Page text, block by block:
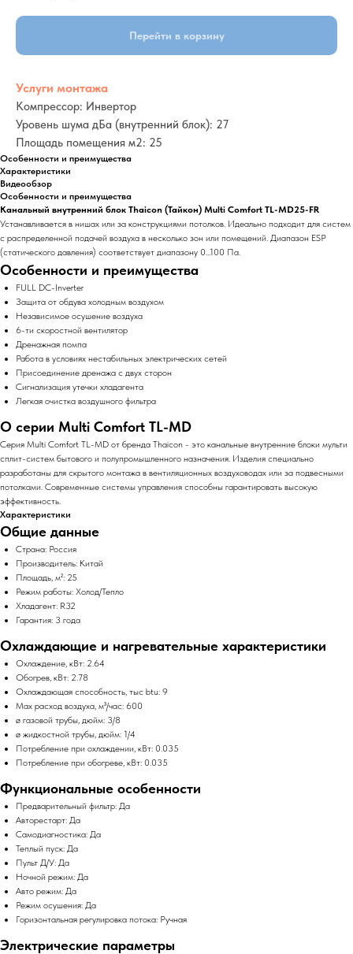
Перейти в корзину
Услуги монтажа
Компрессор: Инвертор
Уровень шума дБа (внутренний блок): 27
Площадь помещения м2: 25
Особенности и преимущества
Характеристики
Видеообзор
Особенности и преимущества
Канальный внутренний блок Thaicon (Тайкон) Multi Comfort TL-MD25-FR
Устанавливается в нишах или за конструкциями потолков. Идеально подходит для систем
с распределенной подачей воздуха в несколько зон или помещений. Диапазон ESP
(статического давления) соответствует диапазону 0...100 Па.
Особенности и преимущества
FULL DC-Inverter
Защита от обдува холодным воздухом
Независимое осушение воздуха
6-ти скоростной вентилятор
Дренажная помпа
Работа в условиях нестабильных электрических сетей
Присоединение дренажа с двух сторон
Сигнализация утечки хладагента
Легкая очистка воздушного фильтра​
О серии Multi Comfort TL-MD
Серия Multi Comfort TL-MD от бренда Thaicon - это канальные внутренние блоки мульти
сплит-систем бытового и полупромышленного назначения. Изделия специально
разработаны для скрытого монтажа в вентиляционных воздуховодах или за подвесными
потолками. Современные системы управления способны гарантировать высокую
эффективность.
Характеристики
Общие данные
Страна: Россия
Производитель: Китай
Площадь, м²: 25
Режим работы: Холод/Тепло
Хладагент: R32
Гарантия: 3 года
Охлаждающие и нагревательные характеристики
Охлаждение, кВт: 2.64
Обогрев, кВт: 2.78
Охлаждающая способность, тыс btu: 9
Max расход воздуха, м³/час: 600
ø газовой трубы, дюйм: 3/8
ø жидкостной трубы, дюйм: 1/4
Потребление при охлаждении, кВт: 0.035
Потребление при обогреве, кВт: 0.035
Функциональные особенности
Предварительный фильтр: Да
Авторестарт: Да
Самодиагностика: Да
Теплый пуск: Да
Пульт Д/У: Да
Ночной режим: Да
Авто режим: Да
Режим осушения: Да
Горизонтальная регулировка потока: Ручная
Электрические параметры